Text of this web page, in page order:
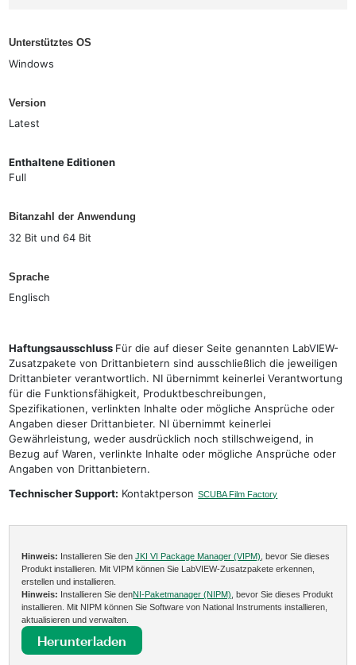
Unterstütztes OS
Windows
Version
Latest
Enthaltene Editionen
Full
Bitanzahl der Anwendung
32 Bit und 64 Bit
Sprache
Englisch
Haftungsausschluss Für die auf dieser Seite genannten LabVIEW-
Zusatzpakete von Drittanbietern sind ausschließlich die jeweiligen
Drittanbieter verantwortlich. NI übernimmt keinerlei Verantwortung
für die Funktionsfähigkeit, Produktbeschreibungen,
Spezifikationen, verlinkten Inhalte oder mögliche Ansprüche oder
Angaben dieser Drittanbieter. NI übernimmt keinerlei
Gewährleistung, weder ausdrücklich noch stillschweigend, in
Bezug auf Waren, verlinkte Inhalte oder mögliche Ansprüche oder
Angaben von Drittanbietern.
Technischer Support: Kontaktperson SCUBA Film Factory
Hinweis: Installieren Sie denJKI VI Package Manager (VIPM) , bevor Sie dieses
Produkt installieren. Mit VIPM können Sie LabVIEW-Zusatzpakete erkennen,
erstellen und installieren.
Hinweis: Installieren Sie denNI-Paketmanager (NIPM) , bevor Sie dieses Produkt
installieren. Mit NIPM können Sie Software von National Instruments installieren,
aktualisieren und verwalten.
Herunterladen